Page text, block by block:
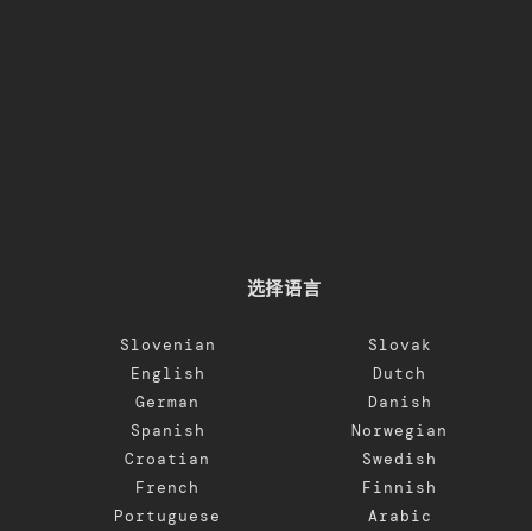
选择语言
Slovenian
English
German
Spanish
Croatian
French
Portuguese
Slovak
Dutch
Danish
Norwegian
Swedish
Finnish
Arabic